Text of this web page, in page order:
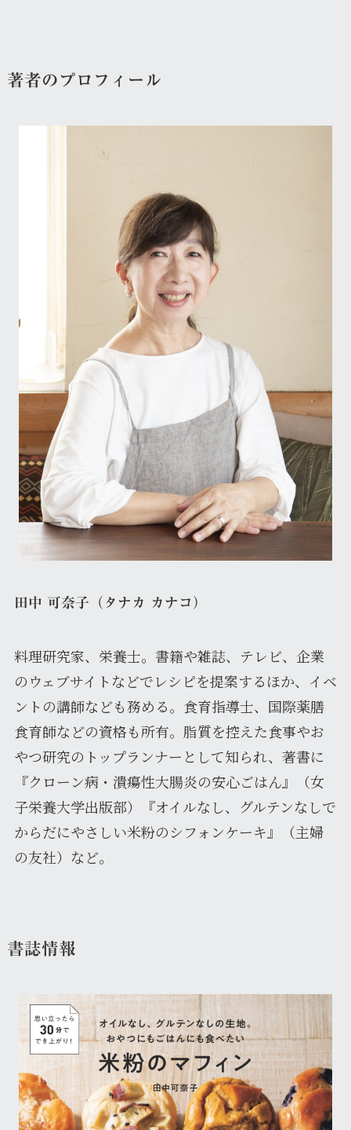
著者のプロフィール
田中 可奈子（タナカ カナコ）
料理研究家、栄養士。書籍や雑誌、テレビ、企業
のウェブサイトなどでレシピを提案するほか、イベ
ントの講師なども務める。食育指導士、国際薬膳
食育師などの資格も所有。脂質を控えた食事やお
やつ研究のトップランナーとして知られ、著書に
『クローン病・潰瘍性大腸炎の安心ごはん』（女
子栄養大学出版部）『オイルなし、グルテンなしで
からだにやさしい米粉のシフォンケーキ』（主婦
の友社）など。
書誌情報